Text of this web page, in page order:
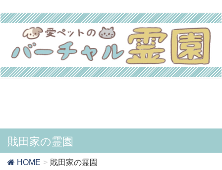
戝田家の霊園
HOME 戝田家の霊園